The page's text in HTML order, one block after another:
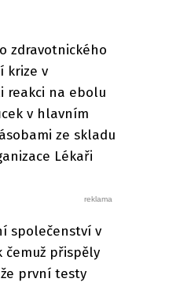
zdravotnického
krize v
reakci na ebolu
v hlavním
ze skladu
Lékaři
společenství v
čemuž přispěly
první testy